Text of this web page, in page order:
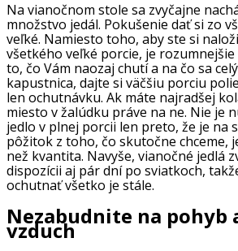
Na vianočnom stole sa zvyčajne
množstvo jedál. Pokušenie dať si zo
veľké. Namiesto toho, aby ste si
všetkého veľké porcie, je
to, čo Vám naozaj chutí a na čo sa
kapustnica, dajte si väčšiu porciu
len ochutnávku. Ak máte najradšej
miesto v žalúdku práve na ne. Nie je
jedlo v plnej porcii len preto, že je na
pôžitok z toho, čo skutočne chceme,
než kvantita. Navyše, vianočné jedlá
dispozícii aj pár dní po sviatkoch,
ochutnať všetko je stále.
Nezabudnite na pohyb
vzduch